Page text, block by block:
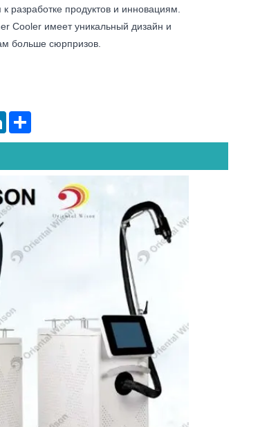
разработке продуктов и инновациям.
Cooler имеет уникальный дизайн и
больше сюрпризов.
LinkedInShare